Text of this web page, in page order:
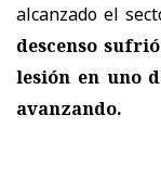
alcanzado el
descenso
lesión en uno
avanzando.